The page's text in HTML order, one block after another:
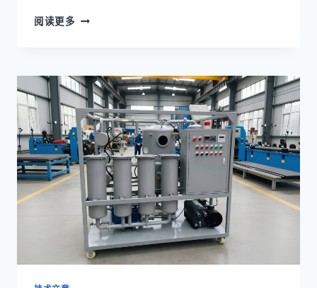
阅读更多
滤
设
备
选
型
常
见
误